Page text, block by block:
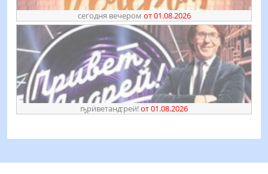
сегодня вечером от 01.08.2026
ҧрӥветанꙣреӥ!от 01.08.2026